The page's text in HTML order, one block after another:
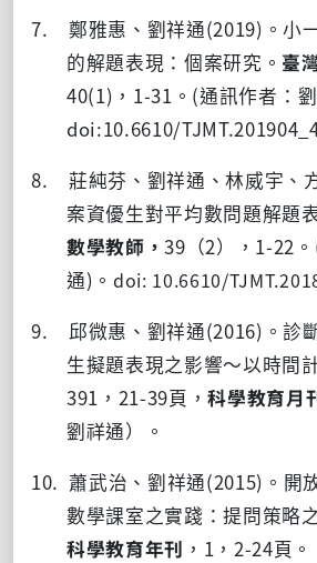
7. 鄭雅惠、劉祥通(2019) 。小
的解題表現：個案研究。 臺
40(1) ， 1-31 。 (通訊作者：
doi:10.6610/
8. 莊純芬、劉祥通、林威宇、
案資優生對平均數問題解題
數學教師，39 （2）， 1-22 。
通) 。doi: 10.6610/
9. 邱微惠、劉祥通(2016) 。診
生擬題表現之影響〜以時間
391 ， 21-39頁，科學教育月
劉祥通）。
10. 蕭武治、劉祥通(2015) 。開
數學課室之實踐：提問策略
科學教育年刊 ， 1 ， 2-24頁